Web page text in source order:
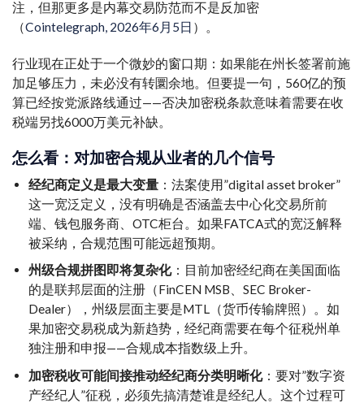
注，但那更多是内幕交易防范而不是反加密
（Cointelegraph, 2026年6月5日 ）。
行业现在正处于一个微妙的窗口期：如果能在州长签署前施
加足够压力，未必没有转圜余地。但要提一句，560亿的预
算已经按党派路线通过——否决加密税条款意味着需要在收
税端另找6000万美元补缺。
怎么看：对加密合规从业者的几个信号
经纪商定义是最大变量 ：法案使用”digital asset broker”
这一宽泛定义，没有明确是否涵盖去中心化交易所前
端、钱包服务商、OTC柜台。如果FATCA式的宽泛解释
被采纳，合规范围可能远超预期。
州级合规拼图即将复杂化：目前加密经纪商在美国面临
的是联邦层面的注册（FinCEN MSB、SEC Broker-
Dealer），州级层面主要是MTL（货币传输牌照）。如
果加密交易税成为新趋势，经纪商需要在每个征税州单
独注册和申报——合规成本指数级上升。
加密税收可能间接推动经纪商分类明晰化：要对”数字资
产经纪人”征税，必须先搞清楚谁是经纪人。这个过程可